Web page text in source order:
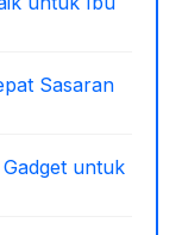
Sasaran
untuk